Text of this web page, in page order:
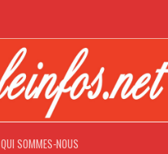
QUI SOMMES-NOUS